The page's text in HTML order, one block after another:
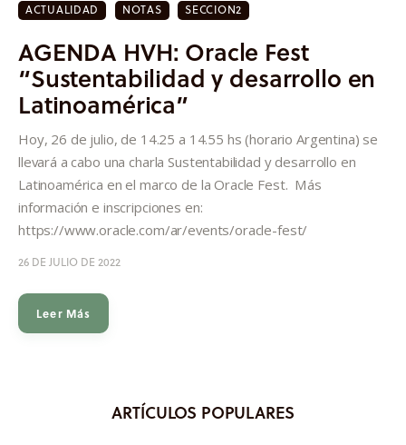
ACTUALIDAD NOTAS SECCION2
AGENDA HVH: Oracle Fest
“Sustentabilidad y desarrollo en
Latinoamérica”
Hoy, 26 de julio, de 14.25 a 14.55 hs (horario Argentina) se
llevará a cabo una charla Sustentabilidad y desarrollo en
Latinoamérica en el marco de la Oracle Fest. Más
información e inscripciones en:
https://www.oracle.com/ar/events/oracle-fest/
26 DE JULIO DE 2022
Leer Más
ARTÍCULOS POPULARES